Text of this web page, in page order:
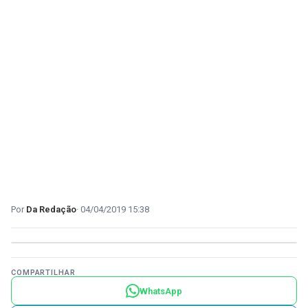
Da Redação 04/04/2019 15:38
COMPARTILHAR
WhatsApp